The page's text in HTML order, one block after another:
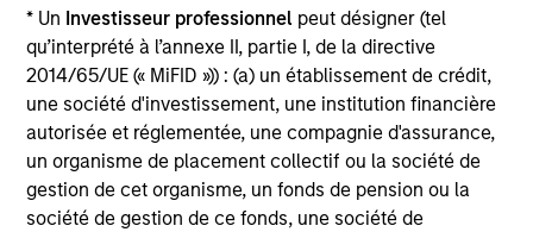
* Un Investisseur professionnel peut désigner (tel
qu’interprété à l’annexe II, partie I, de la directive
2014/65/UE (« MiFID »)) : (a) un établissement de crédit,
une société d'investissement, une institution financière
autorisée et réglementée, une compagnie d'assurance,
un organisme de placement collectif ou la société de
gestion de cet organisme, un fonds de pension ou la
société de gestion de ce fonds, une société de
cash flow, and high returns on invested capital.
Historically, this process has produced a diversified
portfolio that exhibits solid up-market capture, minimized
participation in declining markets, reduced volatility, and
high active share.